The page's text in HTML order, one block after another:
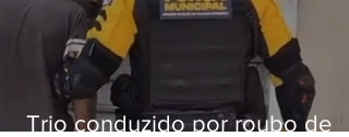
Trio conduzido por roubo de